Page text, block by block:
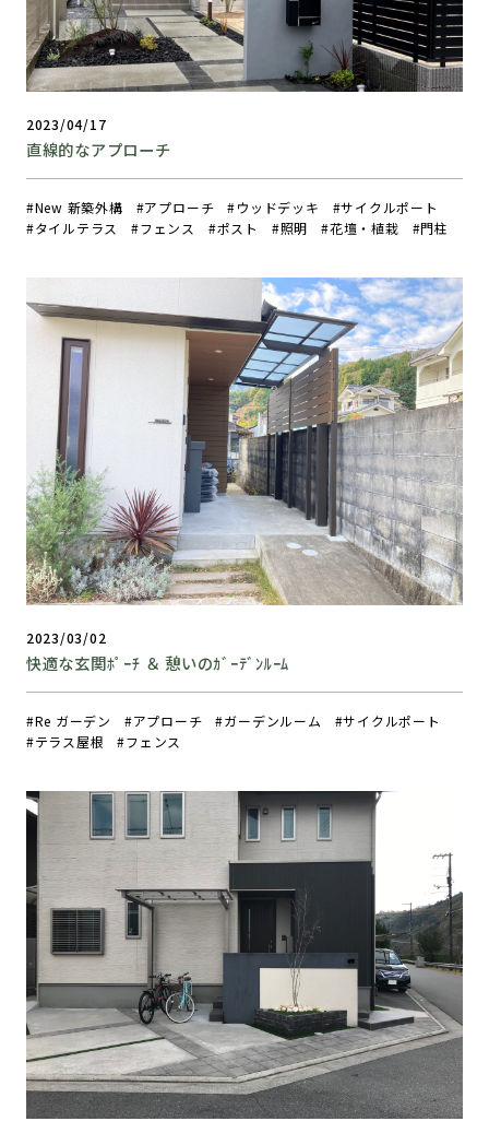
2023/04/17
直線的なアプローチ
New 新築外構 アプローチ ウッドデッキ
サイクルポート
タイルテラス
フェンス ポスト 照明 花壇・植栽 門柱
2023/03/02
快適な玄関ﾎﾟｰﾁ ＆ 憩いのｶﾞｰﾃﾞﾝﾙｰﾑ
Re ガーデン アプローチ ガーデンルーム
サイクルポート
テラス屋根
フェンス